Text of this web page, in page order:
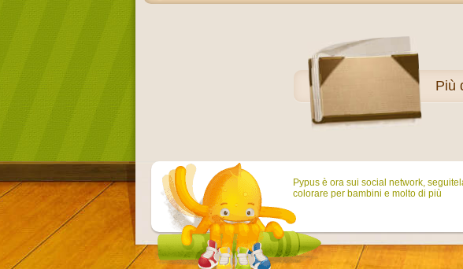
Più
Pypus è ora sui social network,
colorare per bambini e molto di più